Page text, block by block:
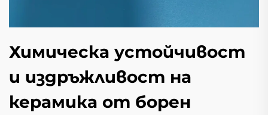
Химическа устойчивост
и издръжливост на
керамика от борен